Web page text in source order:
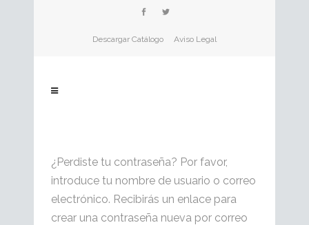
Descargar Catálogo Aviso Legal
¿Perdiste tu contraseña? Por favor,
introduce tu nombre de usuario o correo
electrónico. Recibirás un enlace para
crear una contraseña nueva por correo